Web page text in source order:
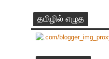
தமிழில் எழுத